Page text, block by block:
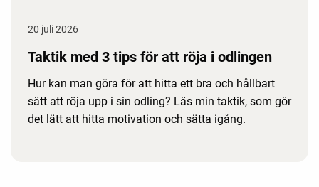
20 juli 2026
Taktik med 3 tips för att röja i odlingen
Hur kan man göra för att hitta ett bra och hållbart
sätt att röja upp i sin odling? Läs min taktik, som gör
det lätt att hitta motivation och sätta igång.